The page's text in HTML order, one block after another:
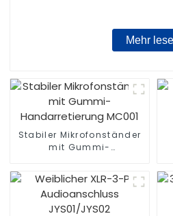
Mehr
Stabiler Mikrofonständer
mit Gummi-